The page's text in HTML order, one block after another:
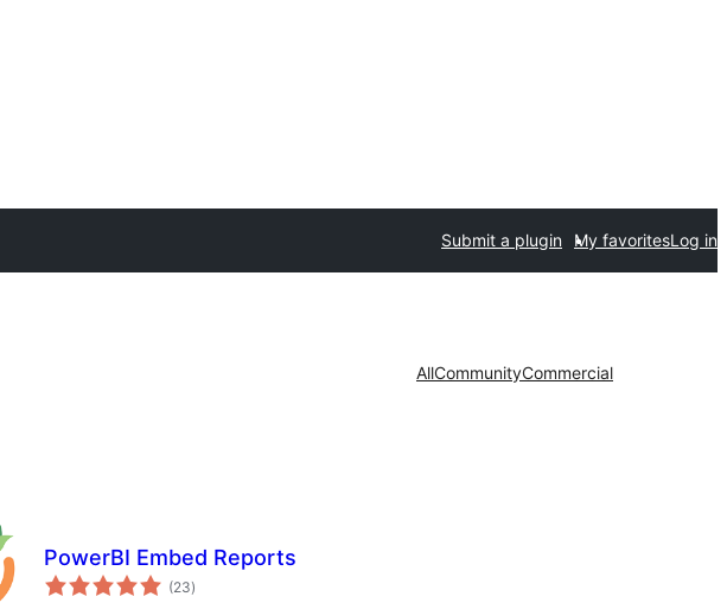
Submit a plugin My favoritesLog in
AllCommunityCommercial
PowerBI Embed Reports
(23საერთო
რეიტინგი
)